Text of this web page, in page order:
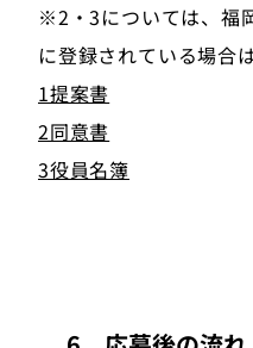
※2・3については、福
に登録されている場合
1提案書
2同意書
3役員名簿